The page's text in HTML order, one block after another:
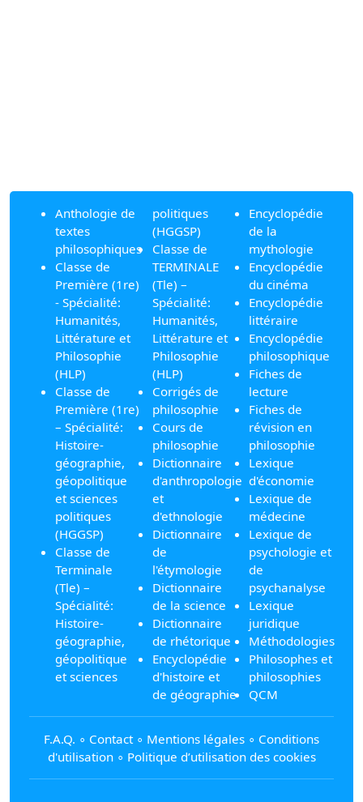
Anthologie de
textes
philosophiques
Classe de
Première (1re)
- Spécialité:
Humanités,
Littérature et
Philosophie
(HLP)
Classe de
Première (1re)
– Spécialité:
Histoire-
géographie,
géopolitique
et sciences
politiques
(HGGSP)
Classe de
Terminale
(Tle) –
Spécialité:
Histoire-
géographie,
géopolitique
et sciences
politiques
(HGGSP)
Classe de
TERMINALE
(Tle) –
Spécialité:
Humanités,
Littérature et
Philosophie
(HLP)
Corrigés de
philosophie
Cours de
philosophie
Dictionnaire
d'anthropologie
et
d'ethnologie
Dictionnaire
de
l'étymologie
Dictionnaire
de la science
Dictionnaire
de rhétorique
Encyclopédie
d'histoire et
de géographie
Encyclopédie
de la
mythologie
Encyclopédie
du cinéma
Encyclopédie
littéraire
Encyclopédie
philosophique
Fiches de
lecture
Fiches de
révision en
philosophie
Lexique
d'économie
Lexique de
médecine
Lexique de
psychologie et
de
psychanalyse
Lexique
juridique
Méthodologies
Philosophes et
philosophies
QCM
F.A.Q. ∘ Contact ∘ Mentions légales ∘ Conditions
d'utilisation∘ Politique d’utilisation des cookies